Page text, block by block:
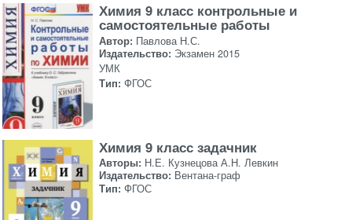
Химия 9 класс контрольные и
самостоятельные работы
Автор: Павлова Н.С.
Издательство: Экзамен 2015
УМК
Тип: ФГОС
Химия 9 класс задачник
Авторы: Н.Е. Кузнецова А.Н. Левкин
Издательство: Вентана-граф
Тип: ФГОС